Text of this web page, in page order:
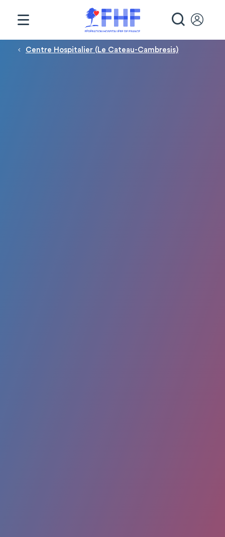
Fil d'Ariane
Centre Hospitalier (Le Cateau-Cambresis)
Panneau de gestion des cookies